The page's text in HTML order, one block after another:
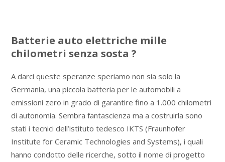
Batterie auto elettriche mille
chilometri senza sosta ?
A darci queste speranze speriamo non sia solo la
Germania, una piccola batteria per le automobili a
emissioni zero in grado di garantire fino a 1.000 chilometri
di autonomia. Sembra fantascienza ma a costruirla sono
stati i tecnici dell’istituto tedesco IKTS (Fraunhofer
Institute for Ceramic Technologies and Systems), i quali
hanno condotto delle ricerche, sotto il nome di progetto